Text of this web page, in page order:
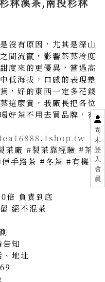
尚
未
登
入
會
員
林溪茶,南投杉林
沒有原因，尤其是深山
間流竄，影響茶葉冷度
度來的更優異，嘗過高
低海拔，口感的表現差
，好的東西一定多花錢
這麼貴，我廠長把各位
好茶不用去買品牌，有
茶廠 #製茶靠經驗 #茶
手路茶 #冬茶 #有機
倍 負責到底
絕不混茶
知
地址